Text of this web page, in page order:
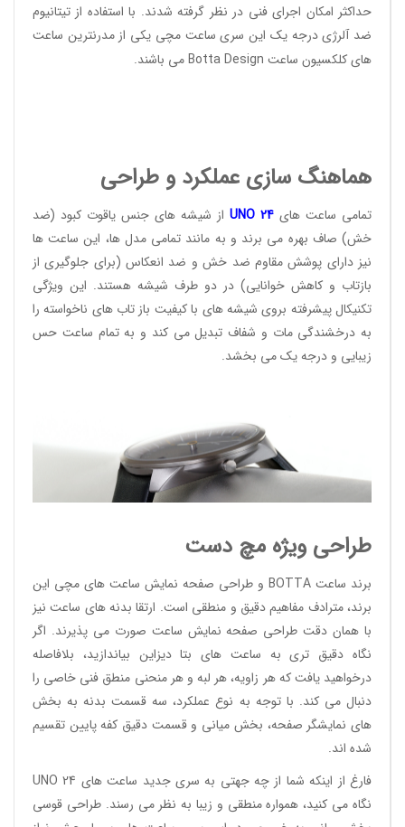
حداکثر امکان اجرای فنی در نظر گرفته شدند. با استفاده از تیتانیوم
ضد آلرژی درجه یک این سری ساعت مچی یکی از مدرنترین ساعت
های کلکسیون ساعت Botta Designمی باشند.
هماهنگ سازی عملکرد و طراحی
تمامی ساعت های UNO 24
از شیشه های جنس یاقوت کبود (ضد
خش) صاف بهره می برند و به مانند تمامی مدل ها، این ساعت ها
نیز دارای پوشش مقاوم ضد خش و ضد انعکاس (برای جلوگیری از
بازتاب و کاهش خوانایی) در دو طرف شیشه هستند. این ویژگی
تکنیکال پیشرفته بروی شیشه های با کیفیت باز تاب های ناخواسته را
به درخشندگی مات و شفاف تبدیل می کند و به تمام ساعت حس
زیبایی و درجه یک می بخشد.
طراحی ویژه مچ دست
برند ساعت BOTTA و طراحی صفحه نمایش ساعت های مچی این
برند، مترادف مفاهیم دقیق و منطقی است. ارتقا بدنه های ساعت نیز
با همان دقت طراحی صفحه نمایش ساعت صورت می پذیرند. اگر
نگاه دقیق تری به ساعت های بتا دیزاین بیاندازید، بلافاصله
درخواهید یافت که هر زاویه، هر لبه و هر منحنی منطق فنی خاصی را
دنبال می کند. با توجه به نوع عملکرد، سه قسمت بدنه به بخش
های نمایشگر صفحه، بخش میانی و قسمت دقیق کفه پایین تقسیم
شده اند.
فارغ از اینکه شما از چه جهتی به سری جدید ساعت های UNO 24
نگاه می کنید، همواره منطقی و زیبا به نظر می رسند. طراحی قوسی